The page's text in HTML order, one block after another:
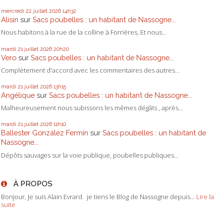
mercredi 22 juillet 2026 14h32
Alisin sur Sacs poubelles : un habitant de Nassogne...
Nous habitons à la rue de la colline à Forrières, Et nous...
mardi 21 juillet 2026 20h20
Vero sur Sacs poubelles : un habitant de Nassogne...
Complètement d'accord avec les commentaires des autres...
mardi 21 juillet 2026 13h15
Angélique sur Sacs poubelles : un habitant de Nassogne...
Malheureusement nous subissons les mêmes dégâts , après...
mardi 21 juillet 2026 11h10
Ballester González Fermín sur Sacs poubelles : un habitant de
Nassogne...
Dépôts sauvages sur la voie publique, poubelles publiques...
À PROPOS
Bonjour, Je suis Alain Evrard. je tiens le Blog de Nassogne depuis... Lire la
suite